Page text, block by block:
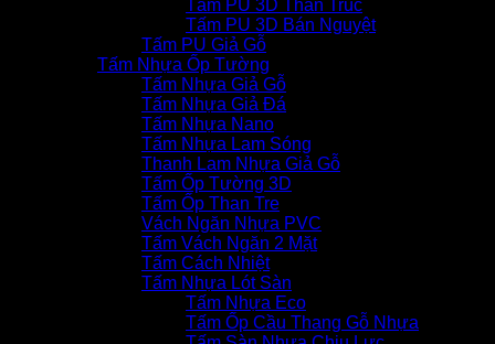
Tấm PU 3D Thân Trúc
Tấm PU 3D Bán Nguyệt
Tấm PU Giả Gỗ
Tấm Nhựa Ốp Tường
Tấm Nhựa Giả Gỗ
Tấm Nhựa Giả Đá
Tấm Nhựa Nano
Tấm Nhựa Lam Sóng
Thanh Lam Nhựa Giả Gỗ
Tấm Ốp Tường 3D
Tấm Ốp Than Tre
Vách Ngăn Nhựa PVC
Tấm Vách Ngăn 2 Mặt
Tấm Cách Nhiệt
Tấm Nhựa Lót Sàn
Tấm Nhựa Eco
Tấm Ốp Cầu Thang Gỗ Nhựa